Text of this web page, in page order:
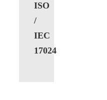
ISO
/
IEC
17024